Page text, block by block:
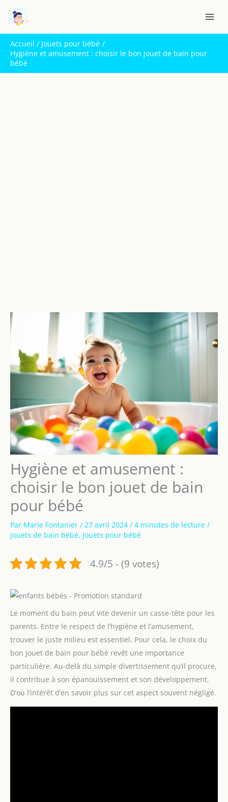
contenu
Accueil
Jouets pour bébé
Hygiène et amusement : choisir le bon jouet de bain pour
bébé
Hygiène et amusement :
choisir le bon jouet de bain
pour bébé
Par Marie Fontanier / 27 avril 2024 / 4 minutes de lecture /
Jouets de bain bébé, Jouets pour bébé
4.9/5 - (9 votes)
Le moment du bain peut vite devenir un casse-tête pour les
parents. Entre le respect de l’hygiène et l’amusement,
trouver le juste milieu est essentiel. Pour cela, le choix du
bon jouet de bain pour bébé revêt une importance
particulière. Au-delà du simple divertissement qu’il procure,
il contribue à son épanouissement et son développement.
D’où l’intérêt d’en savoir plus sur cet aspect souvent négligé.
e
c
h
e